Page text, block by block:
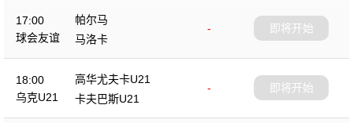
17:00
球会友谊
帕尔马
-
马洛卡
即将开始
18:00
乌克U21
高华尤夫卡U21
-
卡夫巴斯U21
即将开始